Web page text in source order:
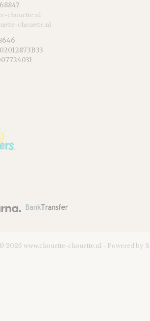
chouette.nl
chouette.nl
© 2026 www.chouette-chouette.nl - Powered by